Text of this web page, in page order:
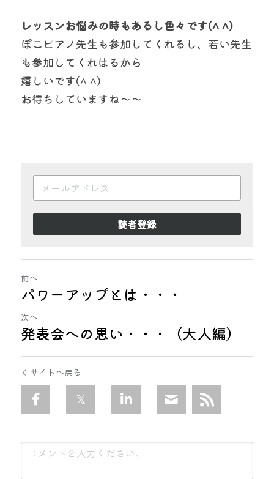
レッスンお悩みの時もあるし色々です(^ ^)
ぽこピアノ先生も参加してくれるし、若い先生
も参加してくれはるから
嬉しいです(^ ^)
お待ちしていますね〜〜
読者登録
前へ
パワーアップとは・・・
次へ
発表会への思い・・・（大人編）
サイトへ戻る